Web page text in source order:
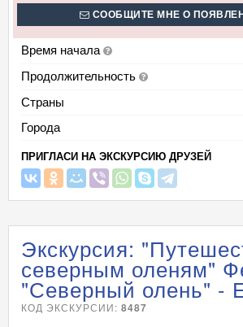
СООБЩИТЕ МНЕ О
Время начала
Продолжительность
Страны
Города
ПРИГЛАСИ НА ЭКСКУРСИЮ ДРУЗЕЙ
Экскурсия:
северным оленям"
"Северный олень" -
КОД ЭКСКУРСИИ:8487